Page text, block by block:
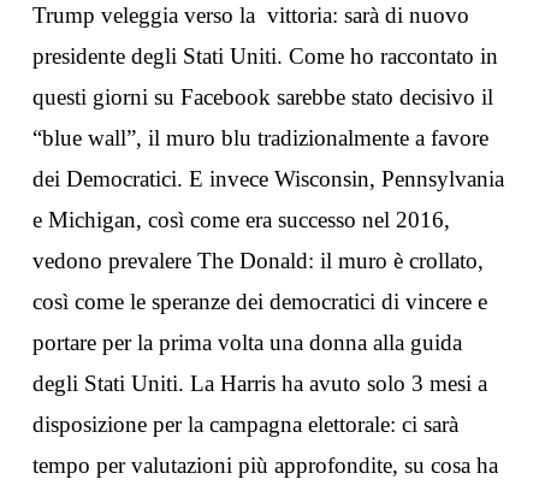
Trump veleggia verso la vittoria: sarà di nuovo
presidente degli Stati Uniti. Come ho raccontato in
questi giorni su Facebook sarebbe stato decisivo il
“blue wall”, il muro blu tradizionalmente a favore
dei Democratici. E invece Wisconsin, Pennsylvania
e Michigan, così come era successo nel 2016,
vedono prevalere The Donald: il muro è crollato,
così come le speranze dei democratici di vincere e
portare per la prima volta una donna alla guida
degli Stati Uniti. La Harris ha avuto solo 3 mesi a
disposizione per la campagna elettorale: ci sarà
tempo per valutazioni più approfondite, su cosa ha